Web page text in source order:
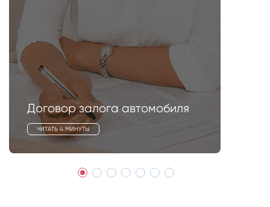
Договор залога автомобиля
ЧИТАТЬ 4 МИНУТЫ